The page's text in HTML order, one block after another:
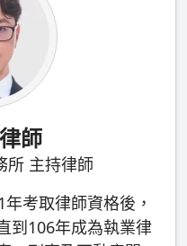
師
所 主持律師
考取律師資格後，
到106年成為執業律